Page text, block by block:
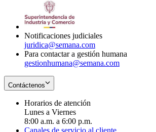
Notificaciones judiciales
juridica@semana.com
Para contactar a gestión humana
gestionhumana@semana.com
Contáctenos
Horarios de atención
Lunes a Viernes
8:00 a.m. a 6:00 p.m.
Canales de servicio al cliente